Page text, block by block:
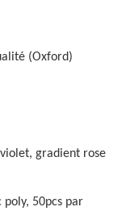
(Oxford)
gradient rose
poly, 50pcs par